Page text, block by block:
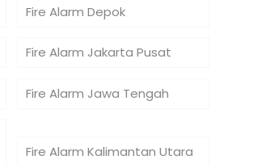
Fire Alarm Depok
Fire Alarm Jakarta Pusat
Fire Alarm Jawa Tengah
Fire Alarm Kalimantan Utara